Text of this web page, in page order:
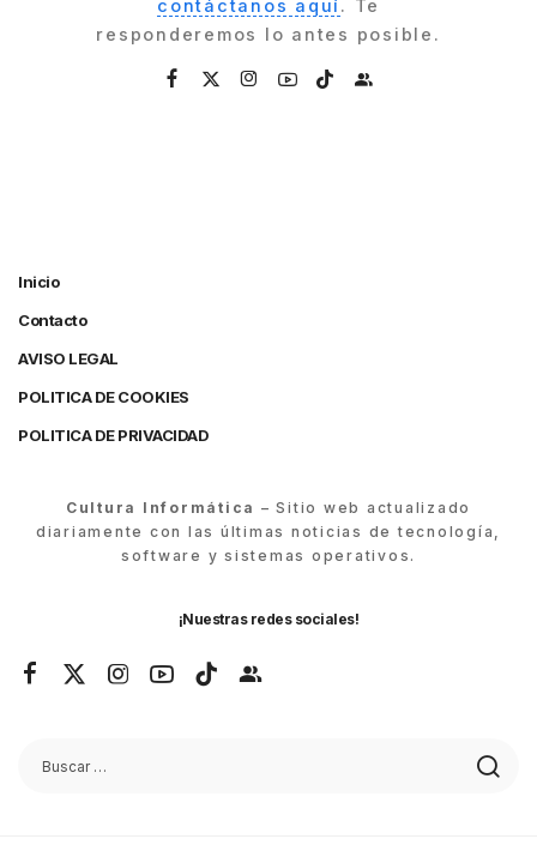
contáctanos aquí. Te
responderemos lo antes posible.
Inicio
Contacto
AVISO LEGAL
POLITICA DE COOKIES
POLITICA DE PRIVACIDAD
Cultura Informática – Sitio web actualizado
diariamente con las últimas noticias de tecnología,
software y sistemas operativos.
¡Nuestras redes sociales!